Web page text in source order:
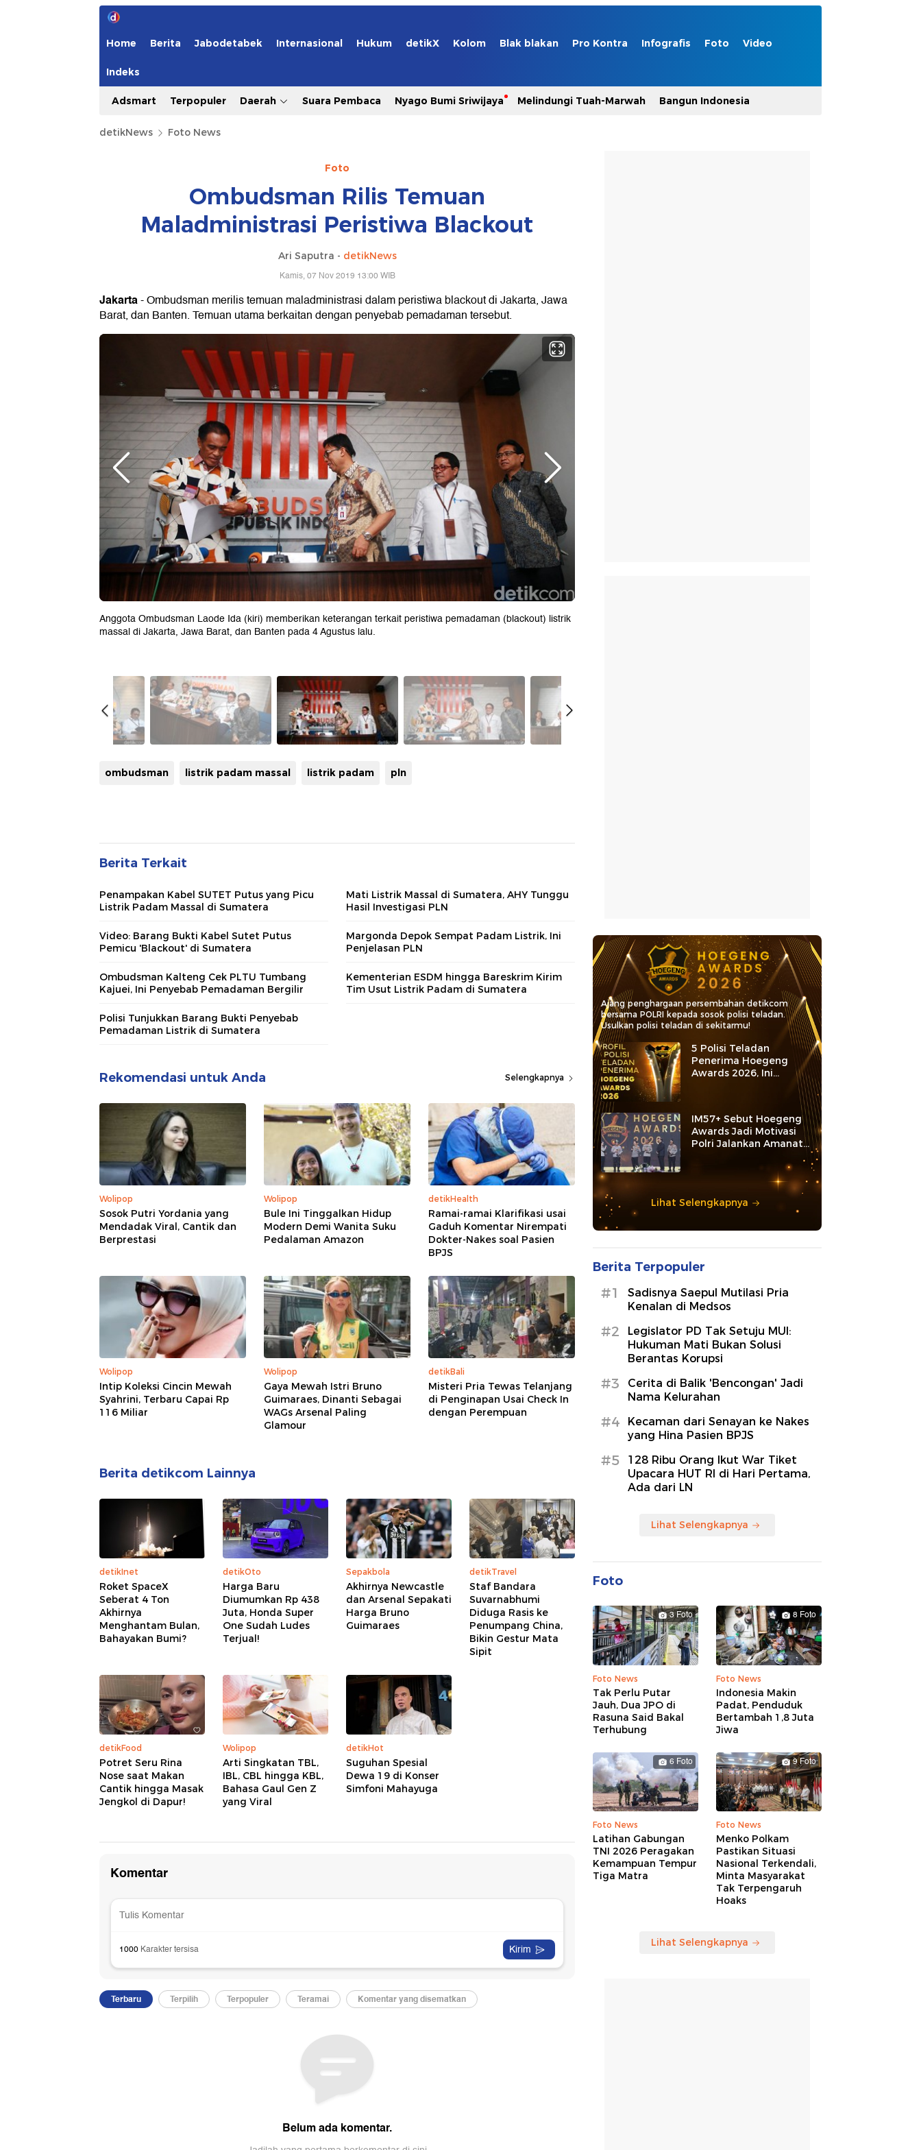
Home Berita Jabodetabek Internasional Hukum detikX Kolom Blak blakan Pro Kontra Infografis Foto Video
Indeks
Adsmart Terpopuler Daerah Suara Pembaca Nyago Bumi Sriwijaya Melindungi Tuah-Marwah Bangun Indonesia
detikNews Foto News
Foto
Ombudsman Rilis Temuan
Maladministrasi Peristiwa Blackout
Ari Saputra - detikNews
Kamis, 07 Nov 2019 13:00 WIB
Jakarta- Ombudsman merilis temuan maladministrasi dalam peristiwa blackout di Jakarta, Jawa
Barat, dan Banten. Temuan utama berkaitan dengan penyebab pemadaman tersebut.
Anggota Ombudsman Laode Ida (kiri) memberikan keterangan terkait peristiwa pemadaman (blackout) listrik
massal di Jakarta, Jawa Barat, dan Banten pada 4 Agustus lalu.
ombudsman listrik padam massal listrik padam pln
Berita Terkait
Penampakan Kabel SUTET Putus yang Picu
Listrik Padam Massal di Sumatera
Mati Listrik Massal di Sumatera, AHY Tunggu
Hasil Investigasi PLN
Video: Barang Bukti Kabel Sutet Putus
Pemicu 'Blackout' di Sumatera
Margonda Depok Sempat Padam Listrik, Ini
Penjelasan PLN
Ombudsman Kalteng Cek PLTU Tumbang
Kajuei, Ini Penyebab Pemadaman Bergilir
Kementerian ESDM hingga Bareskrim Kirim
Tim Usut Listrik Padam di Sumatera
Polisi Tunjukkan Barang Bukti Penyebab
Pemadaman Listrik di Sumatera
Rekomendasi untuk Anda Selengkapnya
Wolipop
Sosok Putri Yordania yang
Mendadak Viral, Cantik dan
Berprestasi
Wolipop
Bule Ini Tinggalkan Hidup
Modern Demi Wanita Suku
Pedalaman Amazon
detikHealth
Ramai-ramai Klarifikasi usai
Gaduh Komentar Nirempati
Dokter-Nakes soal Pasien
BPJS
Wolipop
Intip Koleksi Cincin Mewah
Syahrini, Terbaru Capai Rp
116 Miliar
Wolipop
Gaya Mewah Istri Bruno
Guimaraes, Dinanti Sebagai
WAGs Arsenal Paling
Glamour
detikBali
Misteri Pria Tewas Telanjang
di Penginapan Usai Check In
dengan Perempuan
Berita detikcom Lainnya
detikInet
Roket SpaceX
Seberat 4 Ton
Akhirnya
Menghantam Bulan,
Bahayakan Bumi?
detikOto
Harga Baru
Diumumkan Rp 438
Juta, Honda Super
One Sudah Ludes
Terjual!
Sepakbola
Akhirnya Newcastle
dan Arsenal Sepakati
Harga Bruno
Guimaraes
detikTravel
Staf Bandara
Suvarnabhumi
Diduga Rasis ke
Penumpang China,
Bikin Gestur Mata
Sipit
detikFood
Potret Seru Rina
Nose saat Makan
Cantik hingga Masak
Jengkol di Dapur!
Wolipop
Arti Singkatan TBL,
IBL, CBL hingga KBL,
Bahasa Gaul Gen Z
yang Viral
detikHot
Suguhan Spesial
Dewa 19 di Konser
Simfoni Mahayuga
Ajang penghargaan persembahan detikcom
bersama POLRI kepada sosok polisi teladan.
Usulkan polisi teladan di sekitarmu!
5 Polisi Teladan
Penerima Hoegeng
Awards 2026, Ini
Kategori dan Kiprahnya
IM57+ Sebut Hoegeng
Awards Jadi Motivasi
Polri Jalankan Amanat
Lihat Selengkapnya
Berita Terpopuler
#1
Sadisnya Saepul Mutilasi Pria
Kenalan di Medsos
#2
Legislator PD Tak Setuju MUI:
Hukuman Mati Bukan Solusi
Berantas Korupsi
#3
Cerita di Balik 'Bencongan' Jadi
Nama Kelurahan
#4
Kecaman dari Senayan ke Nakes
yang Hina Pasien BPJS
#5
128 Ribu Orang Ikut War Tiket
Upacara HUT RI di Hari Pertama,
Ada dari LN
Lihat Selengkapnya
Foto
3 Foto
Foto News
Tak Perlu Putar
Jauh, Dua JPO di
Rasuna Said Bakal
Terhubung
8 Foto
Foto News
Indonesia Makin
Padat, Penduduk
Bertambah 1,8 Juta
Jiwa
6 Foto
Foto News
Latihan Gabungan
TNI 2026 Peragakan
Kemampuan Tempur
Tiga Matra
9 Foto
Foto News
Menko Polkam
Pastikan Situasi
Nasional Terkendali,
Minta Masyarakat
Tak Terpengaruh
Hoaks
Lihat Selengkapnya